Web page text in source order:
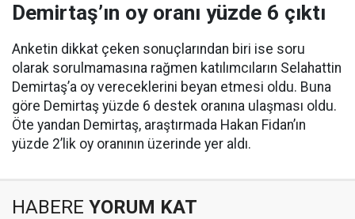
Demirtaş’ın oy oranı yüzde 6 çıktı
Anketin dikkat çeken sonuçlarından biri ise soru
olarak sorulmamasına rağmen katılımcıların Selahattin
Demirtaş’a oy vereceklerini beyan etmesi oldu. Buna
göre Demirtaş yüzde 6 destek oranına ulaşması oldu.
Öte yandan Demirtaş, araştırmada Hakan Fidan’ın
yüzde 2’lik oy oranının üzerinde yer aldı.
HABERE YORUM KAT